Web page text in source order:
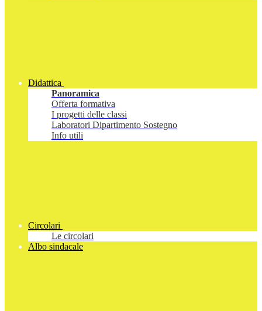
Didattica
Panoramica
Offerta formativa
I progetti delle classi
Laboratori Dipartimento Sostegno
Info utili
Circolari
Le circolari
Albo sindacale